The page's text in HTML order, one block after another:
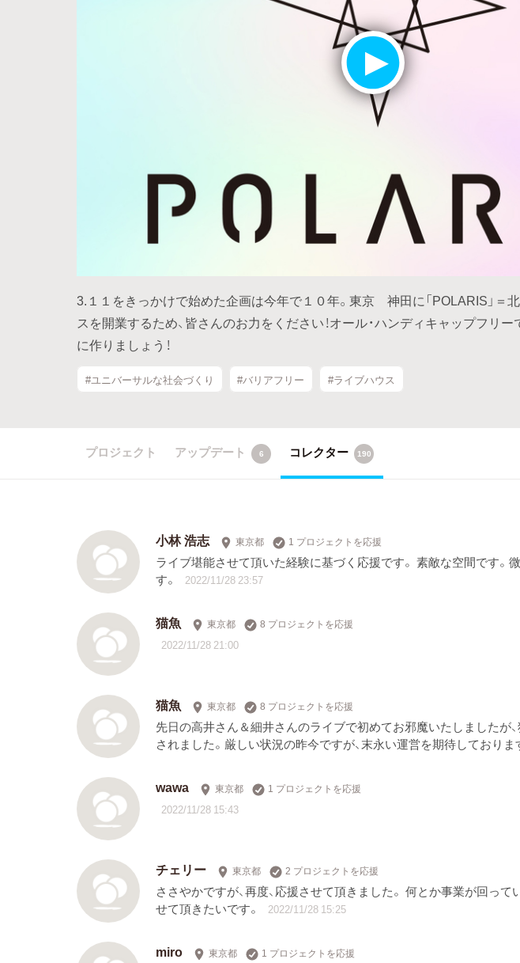
3.１１をきっかけで始めた企画は今年で１０年。東京 神田に「POLARIS」＝
スを開業するため、皆さんのお力をください！オール・ハンディキャップフリ
に作りましょう！
#ユニバーサルな社会づくり #バリアフリー #ライブハウス
プロジェクト アップデート 6 コレクター 190
小林 浩志 東京都 1 プロジェクトを応援
ライブ堪能させて頂いた経験に基づく応援です。 素敵な空間です。
す。
2022/11/28 23:57
猫魚 東京都 8 プロジェクトを応援
2022/11/28 21:00
猫魚 東京都 8 プロジェクトを応援
先日の高井さん＆細井さんのライブで初めてお邪魔いたしましたが
されました。厳しい状況の昨今ですが、末永い運営を期待しておりま
wawa 東京都 1 プロジェクトを応援
2022/11/28 15:43
チェリー 東京都 2 プロジェクトを応援
ささやかですが、再度、応援させて頂きました。 何とか事業が回って
せて頂きたいです。
2022/11/28 15:25
miro 東京都 1 プロジェクトを応援